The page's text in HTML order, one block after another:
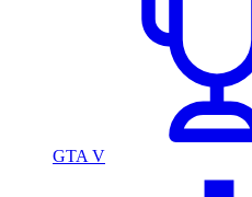
GTA V